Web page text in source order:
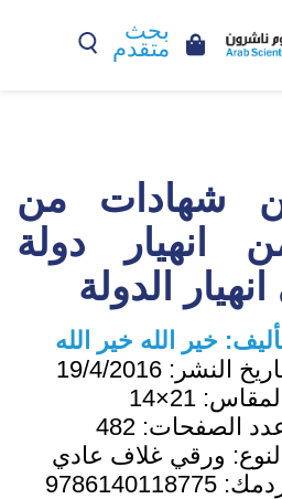
بحث
متقدم
شهادات من
انهيار دولة
الدولة
خير الله خير الله
النشر: 19/4/2016
21×14
الصفحات: 482
ورقي غلاف عادي
9786140118775